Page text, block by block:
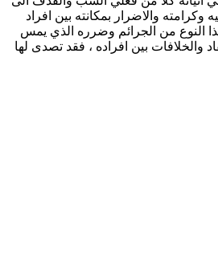
والاضرار بمكانته بين افراد
النوع من الجرائم وضرره الذي يمس
والخلافات بين افراده ، فقد تصدى لها